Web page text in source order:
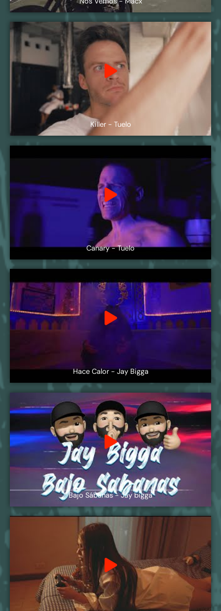
Killer - Tuelo
Canary - Tuelo
Hace Calor - Jay Bigga
Bajo Sábanas - Jay bigga